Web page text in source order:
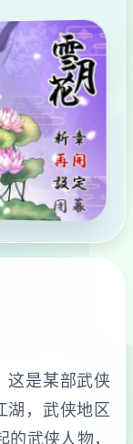
这是某部武侠
湖，武侠地区
武侠人物，